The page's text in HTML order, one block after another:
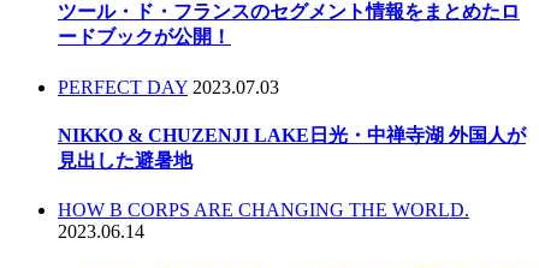
ツール・ド・フランスのセグメント情報をまとめたロ
ードブックが公開！
PERFECT DAY 2023.07.03
NIKKO & CHUZENJI LAKE日光・中禅寺湖 外国人が
見出した避暑地
HOW B CORPS ARE CHANGING THE WORLD.
2023.06.14